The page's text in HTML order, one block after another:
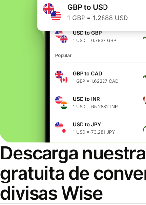
Descarga
gratuita de
divisas Wise